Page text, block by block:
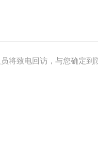
将致电回访，与您确定到